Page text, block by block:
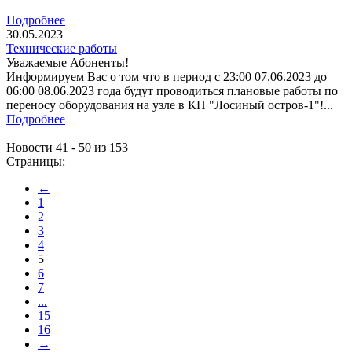
Подробнее
30.05.2023
Технические работы
Уважаемые Абоненты!
Информируем Вас о том что в период с 23:00 07.06.2023 до
06:00 08.06.2023 года будут проводиться плановые работы по
переносу оборудования на узле в КП "Лосиный остров-1"!...
Подробнее
Новости 41 - 50 из 153
Страницы:
←
1
2
3
4
5
6
7
...
15
16
→